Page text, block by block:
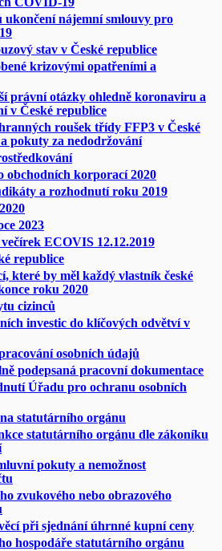
ukončení nájemní smlouvy pro
stav v České republice
krizovými opatřeními a
právní otázky ohledně koronaviru a
v České republice
roušek třídy FFP3 v České
pokuty za nedodržování
obchodních korporací 2020
a rozhodnutí roku 2019
2023
ECOVIS 12.12.2019
republice
které by měl každý vlastník české
roku 2020
cizinců
investic do klíčových odvětví v
osobních údajů
podepsaná pracovní dokumentace
Úřadu pro ochranu osobních
statutárního orgánu
statutárního orgánu dle zákoníku
pokuty a nemožnost
zvukového nebo obrazového
při sjednání úhrnné kupní ceny
hospodáře statutárního orgánu